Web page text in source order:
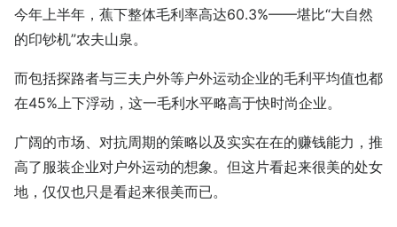
今年上半年，蕉下整体毛利率高达60.3%——堪比“大自然
的印钞机”农夫山泉。
而包括探路者与三夫户外等户外运动企业的毛利平均值也都
在45%上下浮动，这一毛利水平略高于快时尚企业。
广阔的市场、对抗周期的策略以及实实在在的赚钱能力，推
高了服装企业对户外运动的想象。但这片看起来很美的处女
地，仅仅也只是看起来很美而已。